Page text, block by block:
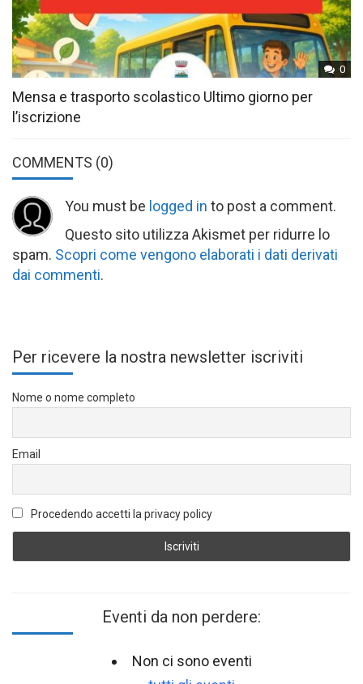
0
Mensa e trasporto scolastico Ultimo giorno per
l’iscrizione
COMMENTS (0)
You must be logged in to post a comment.
Questo sito utilizza Akismet per ridurre lo
spam. Scopri come vengono elaborati i dati derivati
dai commenti.
Per ricevere la nostra newsletter iscriviti
Nome o nome completo
Email
Procedendo accetti la privacy policy
Eventi da non perdere:
Non ci sono eventi